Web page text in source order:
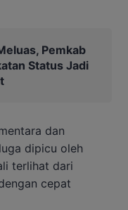
Pemkab
Status Jadi
dan
dipicu oleh
terlihat dari
cepat